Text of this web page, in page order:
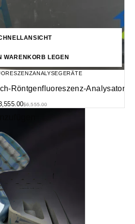
WARENKORB LEGEN
Röntgenfluoreszenz-Analysator
$6,555.00